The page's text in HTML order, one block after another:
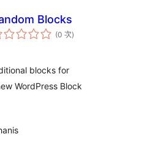
Blocks
(0 次評
分)
blocks for
WordPress Block